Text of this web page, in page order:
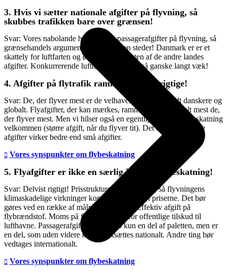
3. Hvis vi sætter nationale afgifter på flyvning, så
skubbes trafikken bare over grænsen!
Svar: Vores nabolande har allerede passagerafgifter på flyvning, så
grænsehandels argumentet holder ingen steder! Danmark er er et
skattely for luftfarten og ødelægger effekten af de andre landes
afgifter. Konkurrerende lufthavne ligger også ganske langt væk!
4. Afgifter på flytrafik rammer ikke de rigtige!
Svar: De, der flyver mest er de velhavende, både blandt danskere og
globalt. Flyafgifter, der kan mærkes, rammer ganske enkelt mest de,
der flyver mest. Men vi hilser også en egentlig progressiv beskatning
velkommen (større afgift, når du flyver tit). Det er klart, at store
afgifter virker bedre end små afgifter.
Vores synspunkter om flybeskatning
5. Flyafgifter er ikke en særlig intelligent beskatning!
Svar: Delvist rigtigt! Prisstrukturen skal ændres, så flyvningens
klimaskadelige virkninger kommer til udtryk i priserne. Det bør
gøres ved en række af målrettede skatter: Effektiv afgift på
flybrændstof. Moms på flyvning. Stop for offentlige tilskud til
lufthavne. Passagerafgifter er således kun en del af paletten, men er
en del, som uden videre kan iværksættes nationalt. Andre ting bør
vedtages internationalt.
Vores synspunkter om flybeskatning